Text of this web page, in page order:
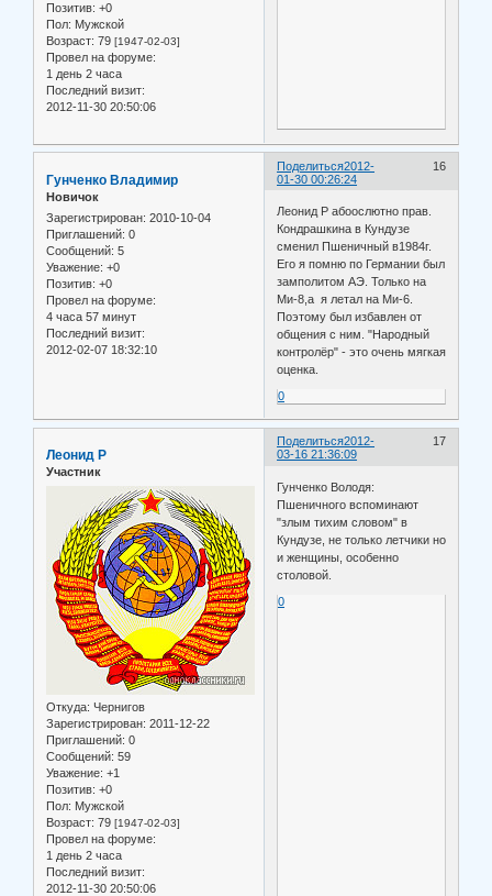
Позитив: +0
Пол: Мужской
Возраст: 79 [1947-02-03]
Провел на форуме:
1 день 2 часа
Последний визит:
2012-11-30 20:50:06
Поделиться 16
2012-
01-30 00:26:24
Гунченко Владимир
Новичок
Зарегистрирован: 2010-10-04
Приглашений: 0
Сообщений: 5
Уважение: +0
Позитив: +0
Провел на форуме:
4 часа 57 минут
Последний визит:
2012-02-07 18:32:10
Леонид Р абоослютно прав.
Кондрашкина в Кундузе
сменил Пшеничный в1984г.
Его я помню по Германии был
замполитом АЭ. Только на
Ми-8,а я летал на Ми-6.
Поэтому был избавлен от
общения с ним. "Народный
контролёр" - это очень мягкая
оценка.
0
Поделиться 17
2012-
03-16 21:36:09
Леонид Р
Участник
Откуда: Чернигов
Зарегистрирован: 2011-12-22
Приглашений: 0
Сообщений: 59
Уважение: +1
Позитив: +0
Пол: Мужской
Возраст: 79 [1947-02-03]
Провел на форуме:
1 день 2 часа
Последний визит:
2012-11-30 20:50:06
Гунченко Володя:
Пшеничного вспоминают
"злым тихим словом" в
Кундузе, не только летчики но
и женщины, особенно
столовой.
0